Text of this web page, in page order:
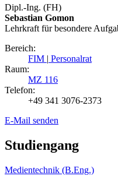
Dipl.-Ing. (FH)
Sebastian Gomon
Lehrkraft für besondere
Bereich:
FIM | Personalrat
Raum:
MZ 116
Telefon:
+49 341 3076-2373
E-Mail senden
Studiengang
Medientechnik (B.Eng.)